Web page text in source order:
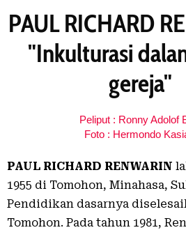
PAUL RICHARD
"Inkulturasi
gereja"
Peliput : Ronny Adolof
Foto : Hermondo
PAUL RICHARD RENWARIN
1955 di Tomohon, Minahasa,
Pendidikan dasarnya
Tomohon. Pada tahun 1981,